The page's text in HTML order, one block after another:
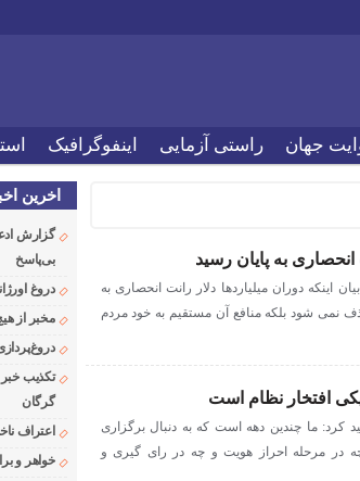
جهان راستی آزمایی اینفوگرافیک
انحصاری به پایان رسید
اینکه دوران میلیاردها دلار رانت انحصاری به
نمی شود بلکه منافع آن مستقیم به خود مردم
افتخار نظام است
کرد: ما چندین دهه است که به دنبال برگزاری
چه در مرحله احراز هویت و چه در رای گیری و
اخرین
گزارش
بی‌پاسخ
دروغ
مخبر از
تکذیب
گرگان
اعتراف
خواهر و